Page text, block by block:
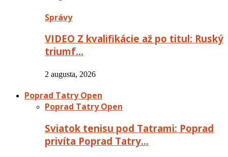
Správy
VIDEO Z kvalifikácie až po titul: Ruský
triumf…
2 augusta, 2026
Poprad Tatry Open
Poprad Tatry Open
Sviatok tenisu pod Tatrami: Poprad
privíta Poprad Tatry…